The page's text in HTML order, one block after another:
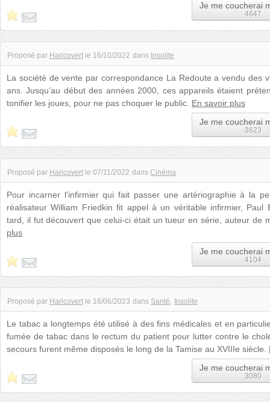
Je me coucherai
4647
Proposé par Haricovert le 16/10/2022 dans Insolite
La société de vente par correspondance La Redoute a vendu des
ans. Jusqu’au début des années 2000, ces appareils étaient
tonifier les joues, pour ne pas choquer le public. En savoir plus
Je me coucherai
3623
Proposé par Haricovert le 07/11/2022 dans Cinéma
Pour incarner l'infirmier qui fait passer une artériographie à la
réalisateur William Friedkin fit appel à un véritable infirmier, Paul
tard, il fut découvert que celui-ci était un tueur en série, auteur de
plus
Je me coucherai
4104
Proposé par Haricovert le 16/06/2023 dans Santé Insolite
Le tabac a longtemps été utilisé à des fins médicales et en
fumée de tabac dans le rectum du patient pour lutter contre le
secours furent même disposés le long de la Tamise au XVIIIe siècle.
Je me coucherai
3080